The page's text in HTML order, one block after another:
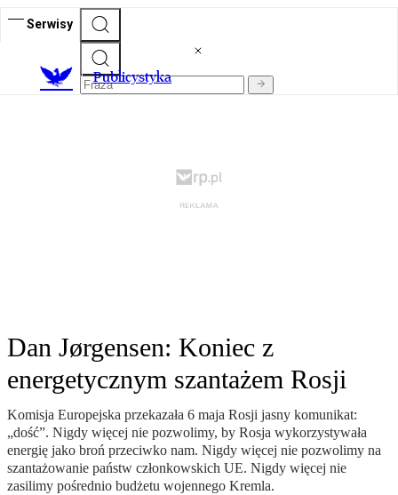
Serwisy
Publicystyka
Dan Jørgensen: Koniec z
energetycznym szantażem Rosji
Komisja Europejska przekazała 6 maja Rosji jasny komunikat:
„dość”. Nigdy więcej nie pozwolimy, by Rosja wykorzystywała
energię jako broń przeciwko nam. Nigdy więcej nie pozwolimy na
szantażowanie państw członkowskich UE. Nigdy więcej nie
zasilimy pośrednio budżetu wojennego Kremla.